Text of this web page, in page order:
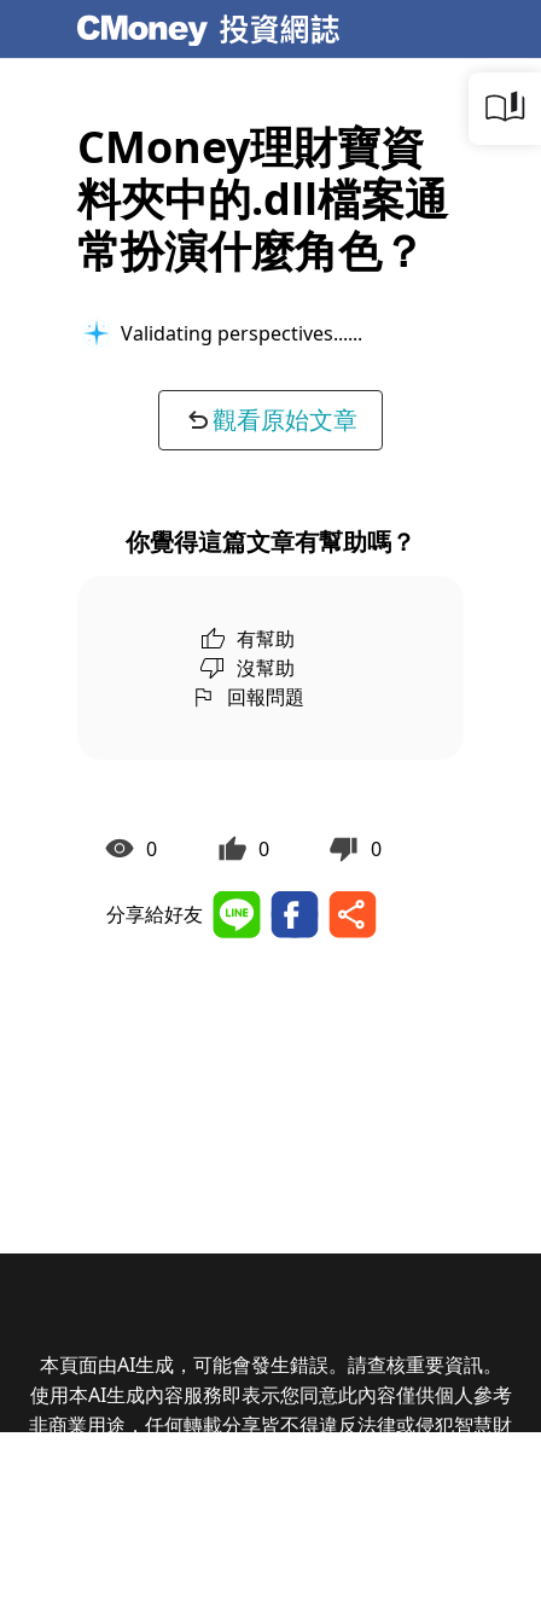
CMoney理財寶資
料夾中的.dll檔案通
常扮演什麼角色？
Validating perspectives...
觀看原始文章
你覺得這篇文章有幫助嗎？
有幫助
沒幫助
回報問題
0 0 0
分享給好友
本頁面由AI生成，可能會發生錯誤。請查核重要資訊。
使用本AI生成內容服務即表示您同意此內容僅供個人參考
非商業用途，任何轉載分享皆不得違反法律或侵犯智慧財